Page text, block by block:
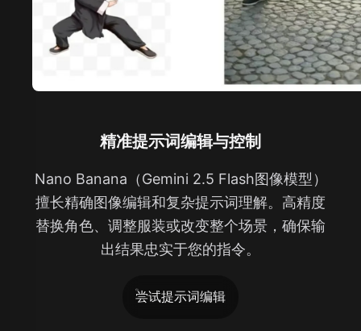
精准提示词编辑与控制
Nano Banana（Gemini 2.5 Flash图像模型）
擅长精确图像编辑和复杂提示词理解。高精度
替换角色、调整服装或改变整个场景，确保输
出结果忠实于您的指令。
尝试提示词编辑